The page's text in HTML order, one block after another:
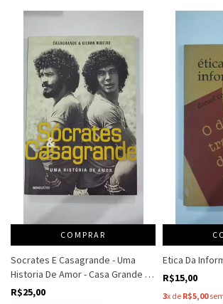
COMPRAR
Socrates E Casagrande - Uma
Historia De Amor - Casa Grande E
Gilvan Ribeiro
R$25,00
Etica Da
R$15,00
3x de R$5,00